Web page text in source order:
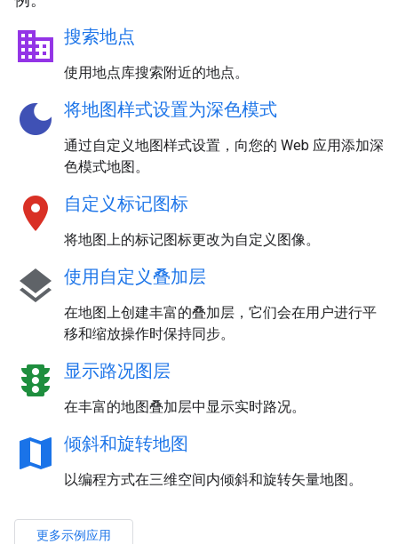
business 搜索地点
使用地点库搜索附近的地点。
dark_mode 将地图样式设置为深色模式
通过自定义地图样式设置，向您的 Web 应用添加深
色模式地图。
location_on 自定义标记图标
将地图上的标记图标更改为自定义图像。
layers 使用自定义叠加层
在地图上创建丰富的叠加层，它们会在用户进行平
移和缩放操作时保持同步。
traffic 显示路况图层
在丰富的地图叠加层中显示实时路况。
map 倾斜和旋转地图
以编程方式在三维空间内倾斜和旋转矢量地图。
更多示例应用